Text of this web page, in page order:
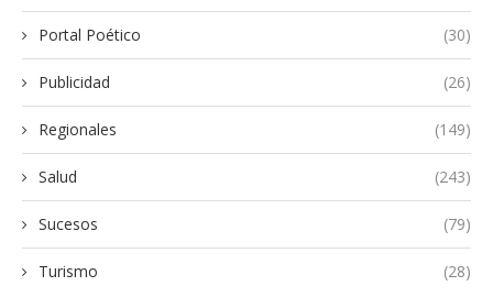
Portal Poético (30)
Publicidad (26)
Regionales (149)
Salud (243)
Sucesos (79)
Turismo (28)